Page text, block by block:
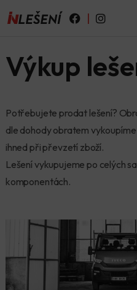
Výkup
Potřebujete prodat lešení?
dle dohody obratem
ihned při převzetí zboží.
Lešení vykupujeme po celých
komponentách.